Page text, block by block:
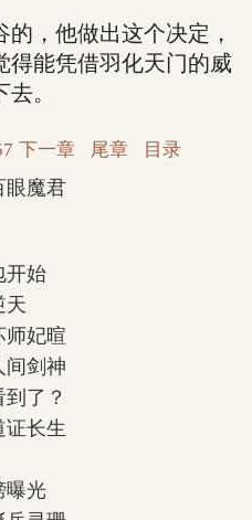
，他做出这个决定，
得能凭借羽化天门的威
。
下一章 尾章 目录
眼魔君
开始
天
师妃暄
间剑神
了？
证长生
曝光